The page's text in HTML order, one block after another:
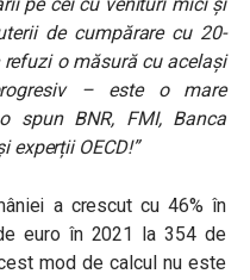
de cumpărare cu 20-
o măsură cu același
– este o mare
spun BNR, FMI, Banca
experții OECD!”
a crescut cu 46% în
euro în 2021 la 354 de
mod de calcul nu este